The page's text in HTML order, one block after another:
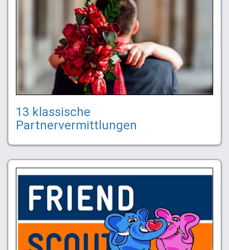
13 klassische
Partnervermittlungen